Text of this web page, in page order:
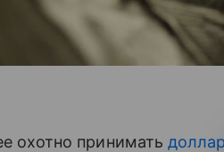
охотно принимать